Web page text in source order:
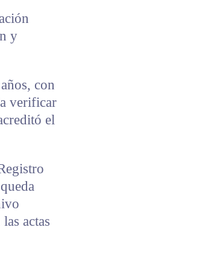
y
con
verificar
el
actas